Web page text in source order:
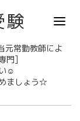
験
元常勤教師によ
門]
☺
ましょう☆